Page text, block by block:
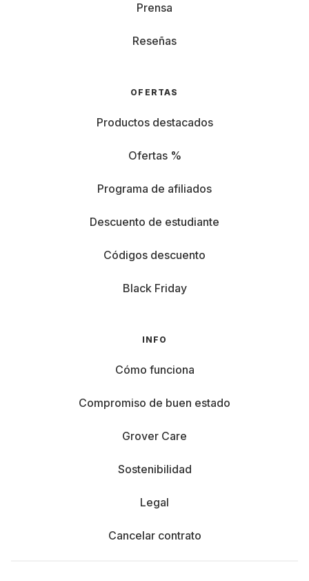
Prensa
Reseñas
OFERTAS
Productos destacados
Ofertas %
Programa de afiliados
Descuento de estudiante
Códigos descuento
Black Friday
INFO
Cómo funciona
Compromiso de buen estado
Grover Care
Sostenibilidad
Legal
Cancelar contrato